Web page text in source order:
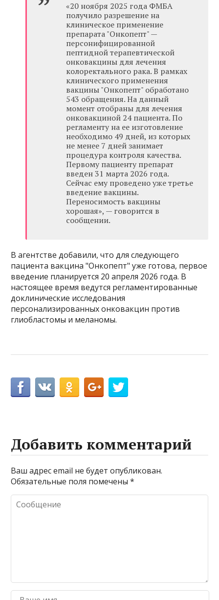
«20 ноября 2025 года ФМБА
получило разрешение на
клиническое применение
препарата "Онкопепт" —
персонифицированной
пептидной терапевтической
онковакцины для лечения
колоректального рака. В рамках
клинического применения
вакцины "Онкопепт" обработано
543 обращения. На данный
момент отобраны для лечения
онковакциной 24 пациента. По
регламенту на ее изготовление
необходимо 49 дней, из которых
не менее 7 дней занимает
процедура контроля качества.
Первому пациенту препарат
введен 31 марта 2026 года.
Сейчас ему проведено уже третье
введение вакцины.
Переносимость вакцины
хорошая», — говорится в
сообщении.
В агентстве добавили, что для следующего
пациента вакцина "Онкопепт" уже готова, первое
введение планируется 20 апреля 2026 года. В
настоящее время ведутся регламентированные
доклинические исследования
персонализированных онковакцин против
глиобластомы и меланомы.
Добавить комментарий
Ваш адрес email не будет опубликован.
Обязательные поля помечены*